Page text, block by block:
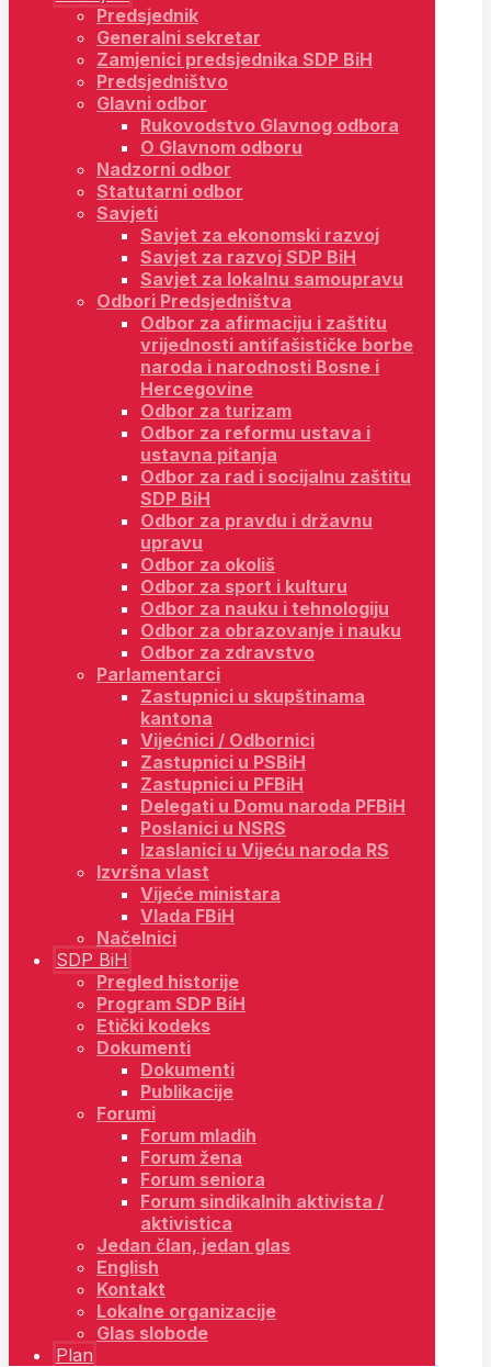
Predsjednik
Generalni sekretar
Zamjenici predsjednika SDP BiH
Predsjedništvo
Glavni odbor
Rukovodstvo Glavnog odbora
O Glavnom odboru
Nadzorni odbor
Statutarni odbor
Savjeti
Savjet za ekonomski razvoj
Savjet za razvoj SDP BiH
Savjet za lokalnu samoupravu
Odbori Predsjedništva
Odbor za afirmaciju i zaštitu
vrijednosti antifašističke borbe
naroda i narodnosti Bosne i
Hercegovine
Odbor za turizam
Odbor za reformu ustava i
ustavna pitanja
Odbor za rad i socijalnu zaštitu
SDP BiH
Odbor za pravdu i državnu
upravu
Odbor za okoliš
Odbor za sport i kulturu
Odbor za nauku i tehnologiju
Odbor za obrazovanje i nauku
Odbor za zdravstvo
Parlamentarci
Zastupnici u skupštinama
kantona
Vijećnici / Odbornici
Zastupnici u PSBiH
Zastupnici u PFBiH
Delegati u Domu naroda PFBiH
Poslanici u NSRS
Izaslanici u Vijeću naroda RS
Izvršna vlast
Vijeće ministara
Vlada FBiH
Načelnici
SDP BiH
Pregled historije
Program SDP BiH
Etički kodeks
Dokumenti
Dokumenti
Publikacije
Forumi
Forum mladih
Forum žena
Forum seniora
Forum sindikalnih aktivista /
aktivistica
Jedan član, jedan glas
English
Kontakt
Lokalne organizacije
Glas slobode
Plan